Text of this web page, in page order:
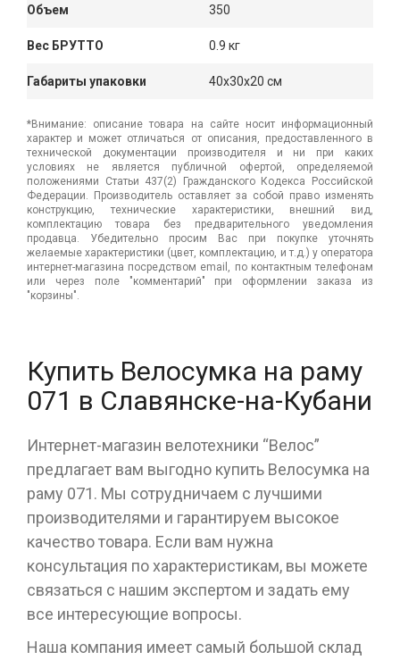
Объем 350
Вес БРУТТО 0.9 кг
Габариты упаковки 40x30x20 см
*Внимание: описание товара на сайте носит информационный
характер и может отличаться от описания, предоставленного в
технической документации производителя и ни при каких
условиях не является публичной офертой, определяемой
положениями Статьи 437(2) Гражданского Кодекса Российской
Федерации. Производитель оставляет за собой право изменять
конструкцию, технические характеристики, внешний вид,
комплектацию товара без предварительного уведомления
продавца. Убедительно просим Вас при покупке уточнять
желаемые характеристики (цвет, комплектацию, и т.д.) у оператора
интернет-магазина посредством email, по контактным телефонам
или через поле "комментарий" при оформлении заказа из
"корзины".
Купить Велосумка на раму
071 в Славянске-на-Кубани
Интернет-магазин велотехники “Велос”
предлагает вам выгодно купить Велосумка на
раму 071. Мы сотрудничаем с лучшими
производителями и гарантируем высокое
качество товара. Если вам нужна
консультация по характеристикам, вы можете
связаться с нашим экспертом и задать ему
все интересующие вопросы.
Наша компания имеет самый большой склад